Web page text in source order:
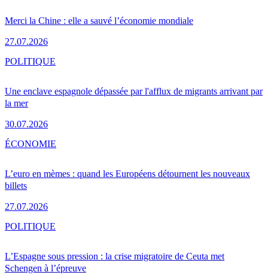
Merci la Chine : elle a sauvé l’économie mondiale
27.07.2026
Une enclave espagnole dépassée par l'afflux de migrants arrivant par
la mer
30.07.2026
POLITIQUE
L’euro en mèmes : quand les Européens détournent les nouveaux
billets
27.07.2026
ÉCONOMIE
L’Espagne sous pression : la crise migratoire de Ceuta met
Schengen à l’épreuve
POLITIQUE